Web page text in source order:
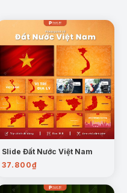
Slide Đất Nước Việt Nam
37.800₫